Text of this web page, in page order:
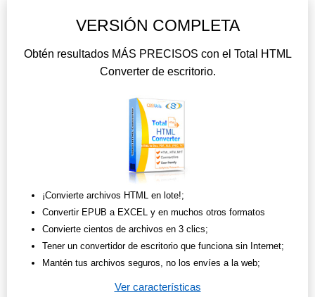
VERSIÓN COMPLETA
Obtén resultados MÁS PRECISOS con el Total HTML
Converter de escritorio.
¡Convierte archivos HTML en lote!;
Convertir EPUB a EXCEL y en muchos otros formatos
Convierte cientos de archivos en 3 clics;
Tener un convertidor de escritorio que funciona sin Internet;
Mantén tus archivos seguros, no los envíes a la web;
Ver características